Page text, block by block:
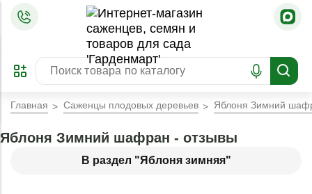
ПРЕДЗАКАЗ
ЗАБРОНИРОВАТЬ
ЛУЧШЕЕ
Главная Саженцы плодовых деревьев Яблоня Зимний
В раздел "Яблоня зимняя"
Яблоня Зимний шафран - отзывы